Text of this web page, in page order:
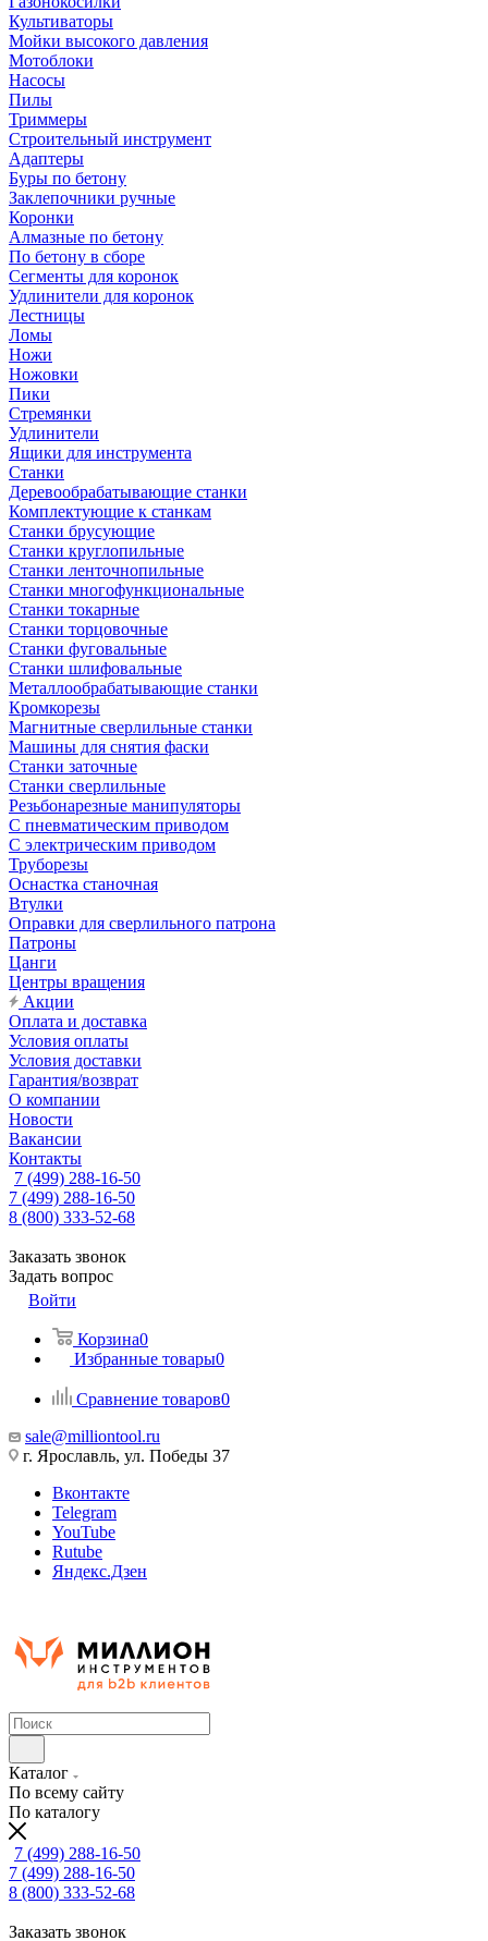
Культиваторы
Мойки высокого давления
Мотоблоки
Насосы
Пилы
Триммеры
Строительный инструмент
Адаптеры
Буры по бетону
Заклепочники ручные
Коронки
Алмазные по бетону
По бетону в сборе
Сегменты для коронок
Удлинители для коронок
Лестницы
Ломы
Ножи
Ножовки
Пики
Стремянки
Удлинители
Ящики для инструмента
Станки
Деревообрабатывающие станки
Комплектующие к станкам
Станки брусующие
Станки круглопильные
Станки ленточнопильные
Станки многофункциональные
Станки токарные
Станки торцовочные
Станки фуговальные
Станки шлифовальные
Металлообрабатывающие станки
Кромкорезы
Магнитные сверлильные станки
Машины для снятия фаски
Станки заточные
Станки сверлильные
Резьбонарезные манипуляторы
С пневматическим приводом
С электрическим приводом
Труборезы
Оснастка станочная
Втулки
Оправки для сверлильного патрона
Патроны
Цанги
Центры вращения
Акции
Оплата и доставка
Условия оплаты
Условия доставки
Гарантия/возврат
О компании
Новости
Вакансии
Контакты
7 (499) 288-16-50
7 (499) 288-16-50
8 (800) 333-52-68
Заказать звонок
Задать вопрос
Войти
Корзина0
Избранные товары0
Сравнение товаров0
sale@milliontool.ru
г. Ярославль, ул. Победы 37
Вконтакте
Telegram
YouTube
Rutube
Яндекс.Дзен
Каталог
По всему сайту
По каталогу
7 (499) 288-16-50
7 (499) 288-16-50
8 (800) 333-52-68
Заказать звонок